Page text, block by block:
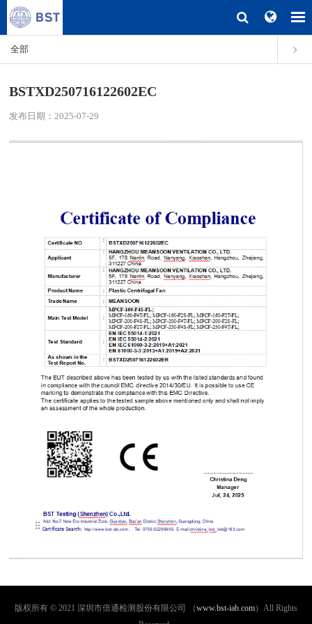
全部
BSTXD250716122602EC
发布日期：2025-07-29
版权所有 © 2021 深圳市倍通检测股份有限公司 （www.bst-iab.com）All Rights